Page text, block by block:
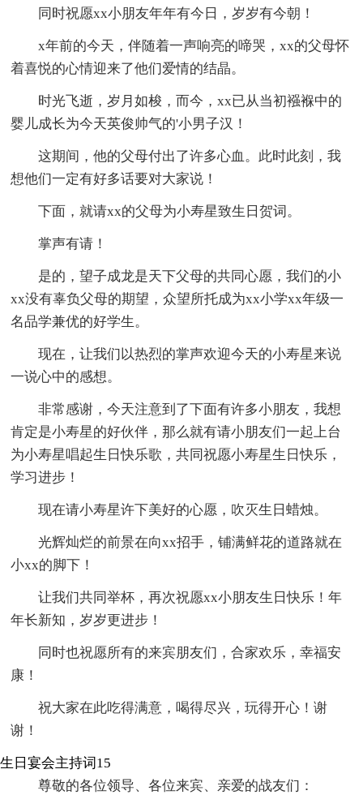
同时祝愿xx小朋友年年有今日，岁岁有今朝！
x年前的今天，伴随着一声响亮的啼哭，xx的父母怀
着喜悦的心情迎来了他们爱情的结晶。
时光飞逝，岁月如梭，而今，xx已从当初襁褓中的
婴儿成长为今天英俊帅气的'小男子汉！
这期间，他的父母付出了许多心血。此时此刻，我
想他们一定有好多话要对大家说！
下面，就请xx的父母为小寿星致生日贺词。
掌声有请！
是的，望子成龙是天下父母的共同心愿，我们的小
xx没有辜负父母的期望，众望所托成为xx小学xx年级一
名品学兼优的好学生。
现在，让我们以热烈的掌声欢迎今天的小寿星来说
一说心中的感想。
非常感谢，今天注意到了下面有许多小朋友，我想
肯定是小寿星的好伙伴，那么就有请小朋友们一起上台
为小寿星唱起生日快乐歌，共同祝愿小寿星生日快乐，
学习进步！
现在请小寿星许下美好的心愿，吹灭生日蜡烛。
光辉灿烂的前景在向xx招手，铺满鲜花的道路就在
小xx的脚下！
让我们共同举杯，再次祝愿xx小朋友生日快乐！年
年长新知，岁岁更进步！
同时也祝愿所有的来宾朋友们，合家欢乐，幸福安
康！
祝大家在此吃得满意，喝得尽兴，玩得开心！谢
谢！
生日宴会主持词15
尊敬的各位领导、各位来宾、亲爱的战友们：